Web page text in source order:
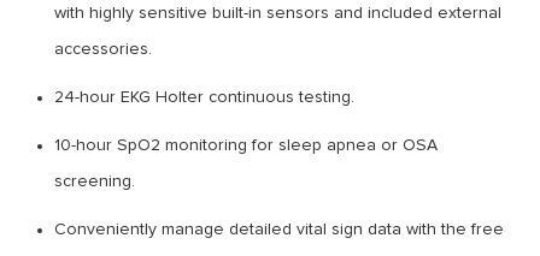
with highly sensitive built-in sensors and included external
accessories.
24-hour EKG Holter continuous testing.
10-hour SpO2 monitoring for sleep apnea or OSA
screening.
Conveniently manage detailed vital sign data with the free